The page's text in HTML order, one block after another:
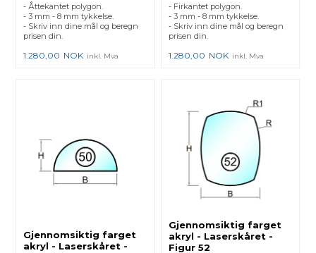
- Åttekantet polygon.
- 3 mm - 8 mm tykkelse.
- Skriv inn dine mål og beregn
prisen din.
1.280,00 NOK inkl. Mva
- Firkantet polygon.
- 3 mm - 8 mm tykkelse.
- Skriv inn dine mål og beregn
prisen din.
1.280,00 NOK inkl. Mva
Gjennomsiktig farget
akryl - Laserskåret -
Gjennomsiktig farget
akryl - Laserskåret -
Figur 52